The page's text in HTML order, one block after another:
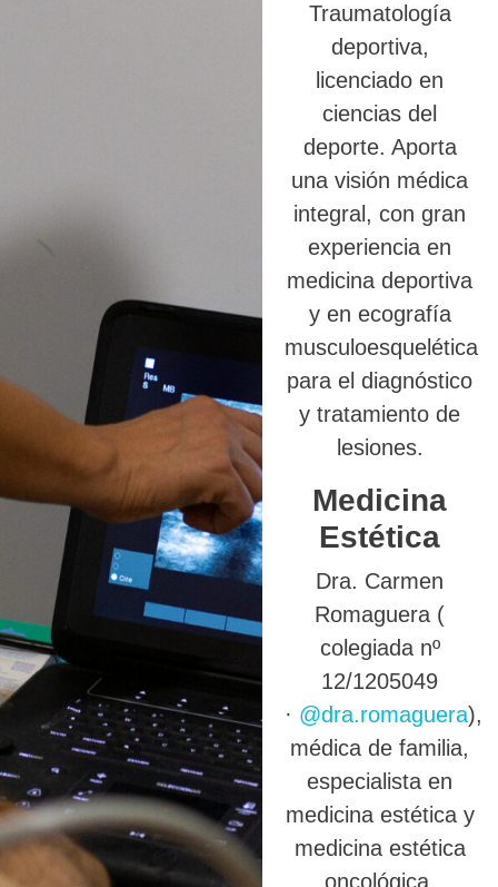
Traumatología
deportiva,
licenciado en
ciencias del
deporte. Aporta
una visión médica
integral, con gran
experiencia en
medicina deportiva
y en ecografía
musculoesquelética
para el diagnóstico
y tratamiento de
lesiones.
Medicina
Estética
Dra. Carmen
Romaguera (
colegiada nº
12/1205049
· @dra.romaguera),
médica de familia,
especialista en
medicina estética y
medicina estética
oncológica.